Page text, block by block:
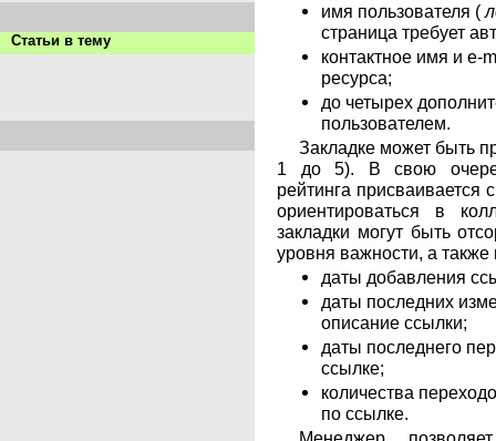
Статьи в тему
имя пользователя (
страница требует
контактное имя и e-
ресурса;
до четырех
пользователем.
Закладке может быть
1 до 5). В свою
рейтинга присваивается
ориентироваться в
закладки могут быть
уровня важности, а также
даты добавления
даты последних
описание ссылки;
даты последнего
ссылке;
количества
по ссылке.